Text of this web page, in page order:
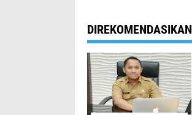
DIREKOMENDASIKAN